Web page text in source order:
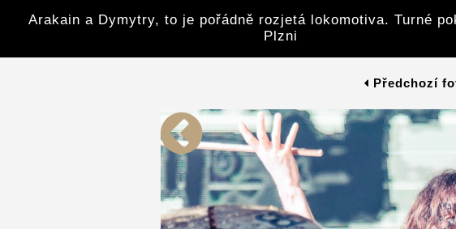
Arakain a Dymytry, to je pořádně rozjetá lokomotiva. Turné
Plzni
Předchozí